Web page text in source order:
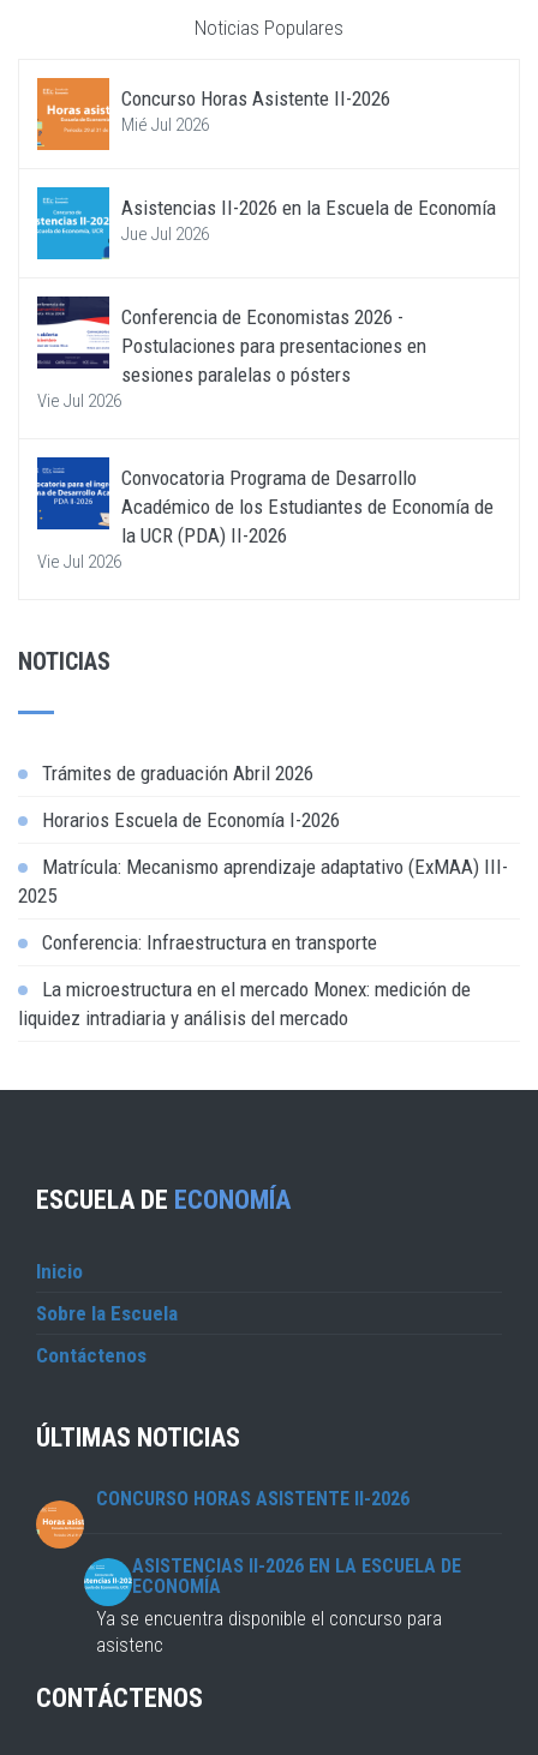
Noticias Populares
Concurso Horas Asistente II-2026
Mié Jul 2026
Asistencias II-2026 en la Escuela de Economía
Jue Jul 2026
Conferencia de Economistas 2026 -
Postulaciones para presentaciones en
sesiones paralelas o pósters
Vie Jul 2026
Convocatoria Programa de Desarrollo
Académico de los Estudiantes de Economía de
la UCR (PDA) II-2026
Vie Jul 2026
NOTICIAS
Trámites de graduación Abril 2026
Horarios Escuela de Economía I-2026
Matrícula: Mecanismo aprendizaje adaptativo (ExMAA) III-
2025
Conferencia: Infraestructura en transporte
La microestructura en el mercado Monex: medición de
liquidez intradiaria y análisis del mercado
ESCUELA DE ECONOMÍA
Inicio
Sobre la Escuela
Contáctenos
ÚLTIMAS NOTICIAS
CONCURSO HORAS ASISTENTE II-2026
ASISTENCIAS II-2026 EN LA ESCUELA DE
ECONOMÍA
Ya se encuentra disponible el concurso para
asistenc
CONTÁCTENOS